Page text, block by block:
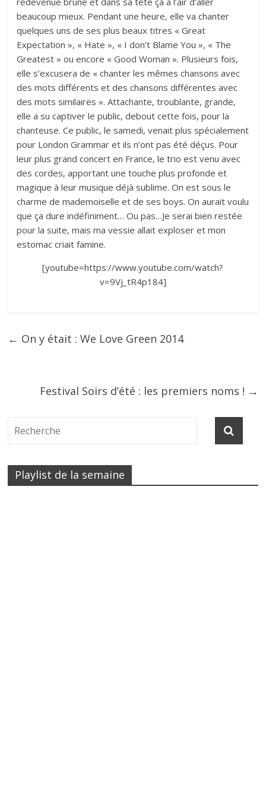
beaucoup mieux. Pendant une heure, elle va chanter
quelques uns de ses plus beaux titres « Great
Expectation », « Hate », « I don’t Blame You », « The
Greatest » ou encore « Good Woman ». Plusieurs fois,
elle s’excusera de « chanter les mêmes chansons avec
des mots différents et des chansons différentes avec
des mots similaires ». Attachante, troublante, grande,
elle a su captiver le public, debout cette fois, pour la
chanteuse. Ce public, le samedi, venait plus spécialement
pour London Grammar et ils n’ont pas été déçus. Pour
leur plus grand concert en France, le trio est venu avec
des cordes, apportant une touche plus profonde et
magique à leur musique déjà sublime. On est sous le
charme de mademoiselle et de ses boys. On aurait voulu
que ça dure indéfiniment… Ou pas…Je serai bien restée
pour la suite, mais ma vessie allait exploser et mon
estomac criait famine.
[youtube=https://www.youtube.com/watch?
v=9Vj_tR4p184]
← On y était : We Love Green 2014
Festival Soirs d’été : les premiers noms ! →
Playlist de la semaine